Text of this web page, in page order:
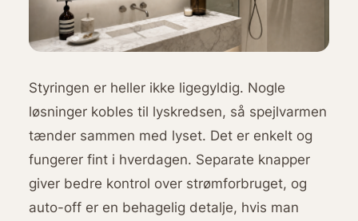
Styringen er heller ikke ligegyldig. Nogle
løsninger kobles til lyskredsen, så spejlvarmen
tænder sammen med lyset. Det er enkelt og
fungerer fint i hverdagen. Separate knapper
giver bedre kontrol over strømforbruget, og
auto-off er en behagelig detalje, hvis man